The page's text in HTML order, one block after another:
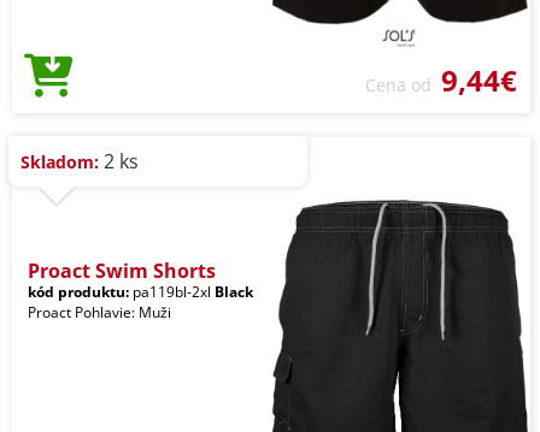
Cena od 9,44€
Skladom: 2 ks
Proact Swim Shorts
kód produktu: pa119bl-2xl Black
Proact Pohlavie: Muži